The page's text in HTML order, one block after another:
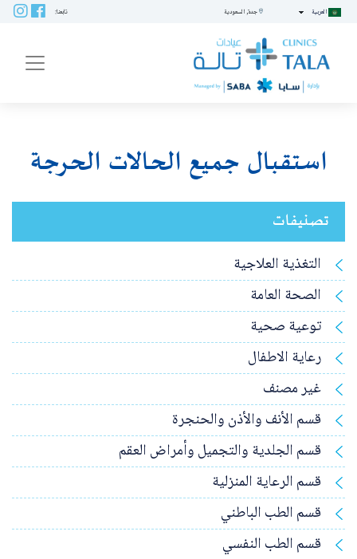
العربية جدة, السعودية تابعنا:
استقبال جميع الحالات الحرجة
تصنيفات
التغذية العلاجية
الصحة العامة
توعية صحية
رعاية الاطفال
غير مصنف
قسم الأنف والأذن والحنجرة
قسم الجلدية والتجميل وأمراض العقم
قسم الرعاية المنزلية
قسم الطب الباطني
قسم الطب النفسي